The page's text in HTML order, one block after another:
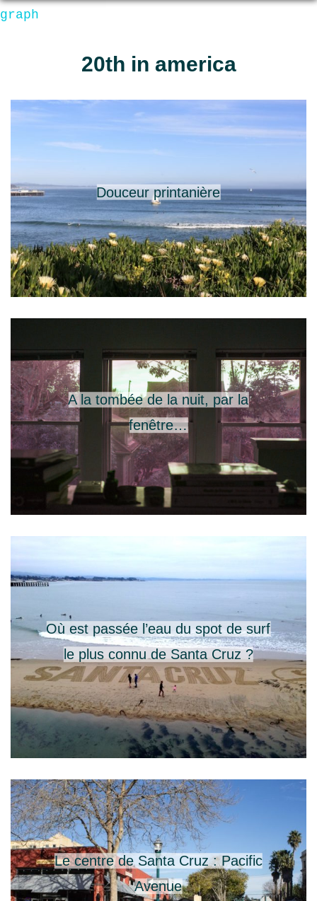
20th in america
Douceur printanière
A la tombée de la nuit, par la
fenêtre…
Où est passée l’eau du spot de surf
le plus connu de Santa Cruz ?
Le centre de Santa Cruz : Pacific
Avenue